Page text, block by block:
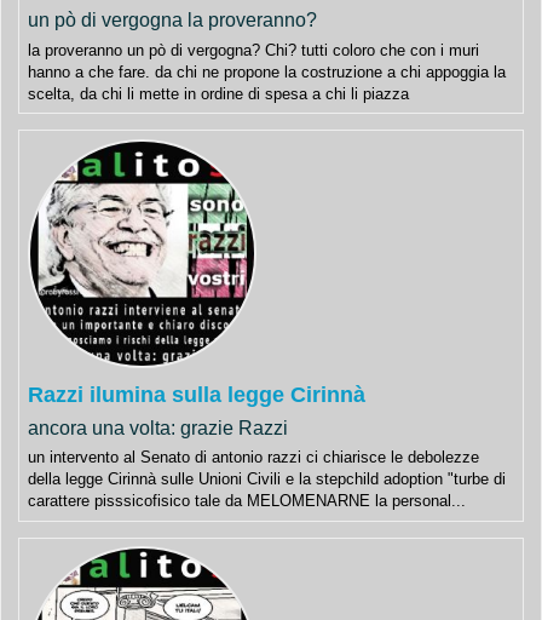
un pò di vergogna la proveranno?
la proveranno un pò di vergogna? Chi? tutti coloro che con i muri
hanno a che fare. da chi ne propone la costruzione a chi appoggia la
scelta, da chi li mette in ordine di spesa a chi li piazza
Razzi ilumina sulla legge Cirinnà
ancora una volta: grazie Razzi
un intervento al Senato di antonio razzi ci chiarisce le debolezze
della legge Cirinnà sulle Unioni Civili e la stepchild adoption "turbe di
carattere pisssicofisico tale da MELOMENARNE la personal...